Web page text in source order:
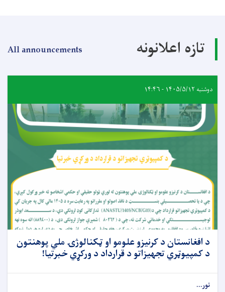
تازه اعلانونه All announcements
دوشنبه ۱۴۰۵/۵/۱۲ - ۱۴:۴۶
د افغانستان د کرنیزو علومو او ټکنالوژۍ ملي پوهنتون
د کمپيوټري تجهیزاتو د قرارداد د ورکړي خبرتیا!
نور...